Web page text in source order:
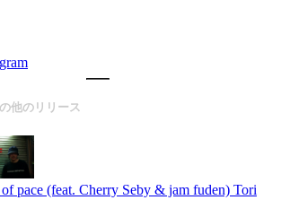
他のリリース
of pace (feat. Cherry Seby & jam fuden) Tori